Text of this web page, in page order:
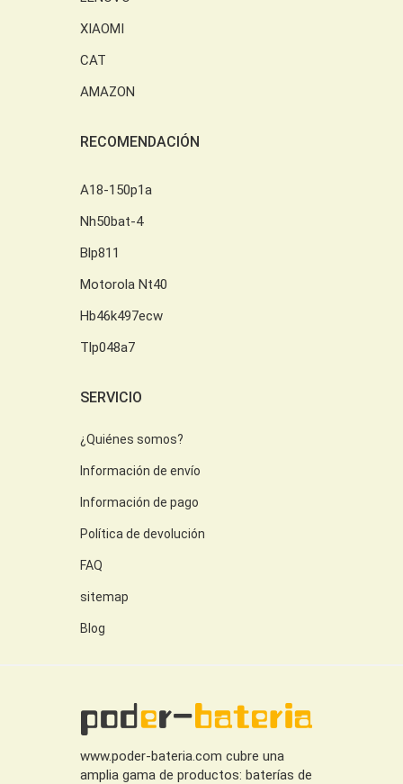
XIAOMI
CAT
AMAZON
RECOMENDACIÓN
A18-150p1a
Nh50bat-4
Blp811
Motorola Nt40
Hb46k497ecw
Tlp048a7
SERVICIO
¿Quiénes somos?
Información de envío
Información de pago
Política de devolución
FAQ
sitemap
Blog
www.poder-bateria.com cubre una
amplia gama de productos: baterías de